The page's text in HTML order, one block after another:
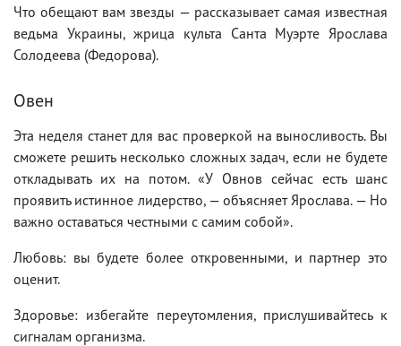
Что обещают вам звезды — рассказывает самая известная
ведьма Украины, жрица культа Санта Муэрте Ярослава
Солодеева (Федорова).
Овен
Эта неделя станет для вас проверкой на выносливость. Вы
сможете решить несколько сложных задач, если не будете
откладывать их на потом. «У Овнов сейчас есть шанс
проявить истинное лидерство, — объясняет Ярослава. — Но
важно оставаться честными с самим собой».
Любовь: вы будете более откровенными, и партнер это
оценит.
Здоровье: избегайте переутомления, прислушивайтесь к
сигналам организма.